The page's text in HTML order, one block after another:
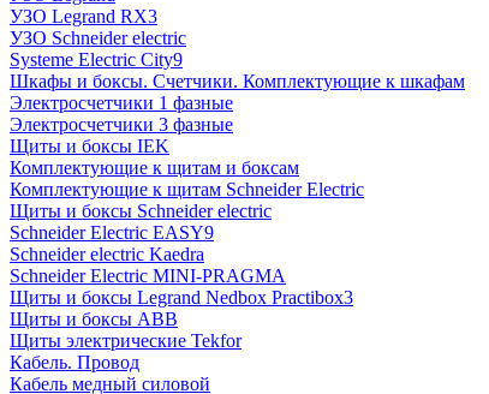
УЗО Legrand RX3
УЗО Schneider electric
Systeme Electric City9
Шкафы и боксы. Счетчики. Комплектующие к шкафам
Электросчетчики 1 фазные
Электросчетчики 3 фазные
Щиты и боксы IEK
Комплектующие к щитам и боксам
Комплектующие к щитам Schneider Electric
Щиты и боксы Schneider electric
Schneider Electric EASY9
Schneider electric Kaedra
Schneider Electric MINI-PRAGMA
Щиты и боксы Legrand Nedbox Practibox3
Щиты и боксы ABB
Щиты электрические Tekfor
Кабель. Провод
Кабель медный силовой